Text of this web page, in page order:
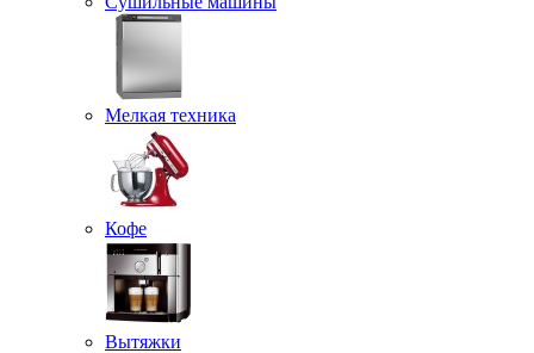
Мелкая техника
Кофе
Вытяжки